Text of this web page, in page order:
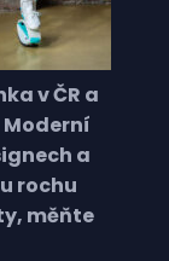
v ČR a
Moderní
a
rochu
měňte